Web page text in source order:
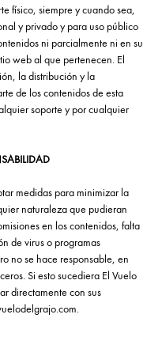
físico, siempre y cuando sea,
y privado y para uso público
ni parcialmente ni en su
web al que pertenecen. El
la distribución y la
de los contenidos de esta
soporte y por cualquier
medidas para minimizar la
naturaleza que pudieran
en los contenidos, falta
de virus o programas
no se hace responsable, en
Si esto sucediera El Vuelo
directamente con sus
.